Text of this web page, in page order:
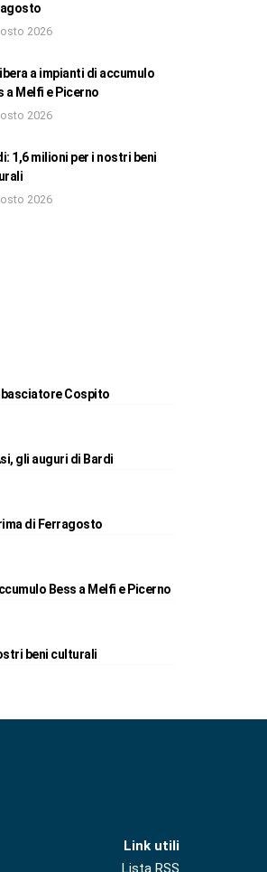
2026
a impianti di accumulo
a Melfi e Picerno
2026
1,6 milioni per i nostri beni
2026
Cospito
gli auguri di Bardi
di Ferragosto
Bess a Melfi e Picerno
beni culturali
Link utili
Lista RSS